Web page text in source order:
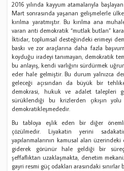
2016 yılında kayyum atamalarıyla
Mart sonrasında yaşanan gelişmelerle
kırılma yaratmıştır. Bu kırılma ana
varan anti demokratik “mutlak butlan”
İktidar, toplumsal desteğindeki erimeyi
baskı ve zor araçlarına daha fazla
koyduğu iradeyi tanımayan, demokratik
bu anlayış, kendi varlığını sürdürmek
eder hale gelmiştir. Bu durum yalnızca
geleceği açısından da büyük bir
demokrasi, hukuk ve adalet talepleri
sürüklendiği bu krizlerden çıkışın
demokratikleşmededir.
Bu tabloya eşlik eden bir diğer
çözülmedir. Liyakatin yerini
yapılanmalarının kamusal alan
giderek görünür hale geldiği bir süreç
şeffaflıktan uzaklaşmakta, denetim
gayri resmi güç odakları arasındaki